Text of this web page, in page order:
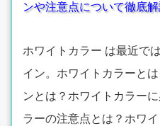
ンや注意点について徹底
ホワイトカラー は最近で
イン。ホワイトカラーと
ンとは？ホワイトカラー
ラーの注意点とは？ホワ